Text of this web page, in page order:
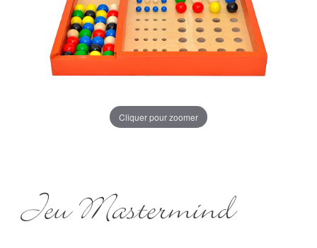
Cliquer pour zoomer
Jeu Mastermind